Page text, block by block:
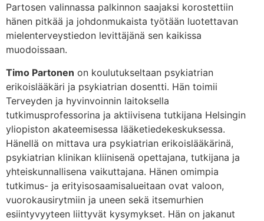
Partosen valinnassa palkinnon saajaksi korostettiin
hänen pitkää ja johdonmukaista työtään luotettavan
mielenterveystiedon levittäjänä sen kaikissa
muodoissaan.
Timo Partonen on koulutukseltaan psykiatrian
erikoislääkäri ja psykiatrian dosentti. Hän toimii
Terveyden ja hyvinvoinnin laitoksella
tutkimusprofessorina ja aktiivisena tutkijana Helsingin
yliopiston akateemisessa lääketiedekeskuksessa.
Hänellä on mittava ura psykiatrian erikoislääkärinä,
psykiatrian klinikan kliinisenä opettajana, tutkijana ja
yhteiskunnallisena vaikuttajana. Hänen omimpia
tutkimus- ja erityisosaamisalueitaan ovat valoon,
vuorokausirytmiin ja uneen sekä itsemurhien
esiintyvyyteen liittyvät kysymykset. Hän on jakanut